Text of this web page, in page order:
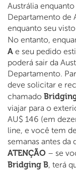
Austrália
Departamento de
enquanto seu
No entanto,
A e seu pedido
poderá sair da
Departamento.
deve solicitar e
chamado
viajar para o
AU$ 146 (em
line, e você tem
semanas antes da
ATENÇÃO – se
Bridging B, terá